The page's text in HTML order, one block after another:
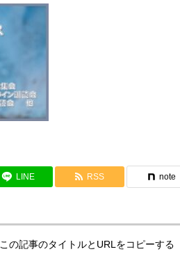
LINE RSS note
この記事のタイトルとURLをコピーする